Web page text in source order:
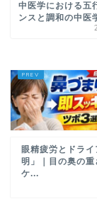
中医学における五
ンスと調和の中医
眼精疲労とドラ
明」｜目の奥の
ケ...